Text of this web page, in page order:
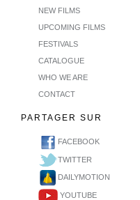
NEW FILMS
UPCOMING FILMS
FESTIVALS
CATALOGUE
WHO WE ARE
CONTACT
PARTAGER SUR
FACEBOOK
TWITTER
DAILYMOTION
YOUTUBE